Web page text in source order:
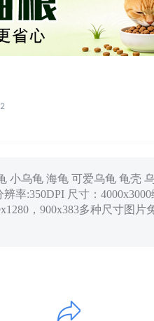
2
小乌龟 海龟 可爱乌龟 龟壳
率:350DPI 尺寸：
，900x383多种尺寸图